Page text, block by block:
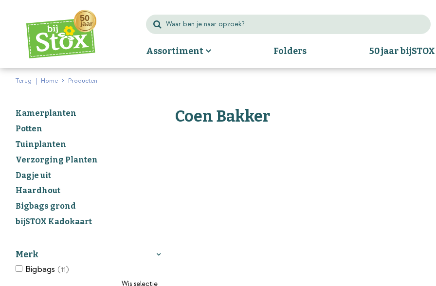
content
Terug Home Producten
Assortiment Folders 50 jaar bijSTOX
Coen Bakker
Kamerplanten
Potten
Tuinplanten
Verzorging Planten
Dagje uit
Haardhout
Bigbags grond
bijSTOX Kadokaart
Merk
Bigbags (11)
Wis selectie